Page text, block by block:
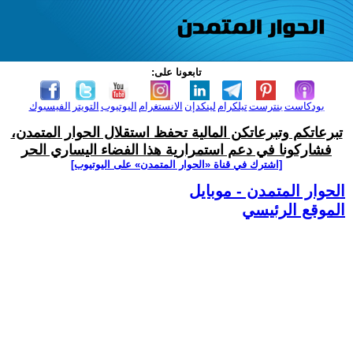
تابعونا على:
الفيسبوك التويتر اليوتيوب الانستغرام لينكدإن تيلكرامبنترست بودكاست
تبرعاتكم وتبرعاتكن المالية تحفظ استقلال الحوار المتمدن،
فشاركونا في دعم استمرارية هذا الفضاء اليساري الحر
[اشترك في قناة ‫«الحوار المتمدن» على اليوتيوب]
الحوار المتمدن - موبايل
الموقع الرئيسي